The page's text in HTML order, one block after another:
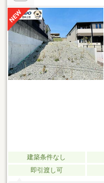
建築条件なし
即引渡し可